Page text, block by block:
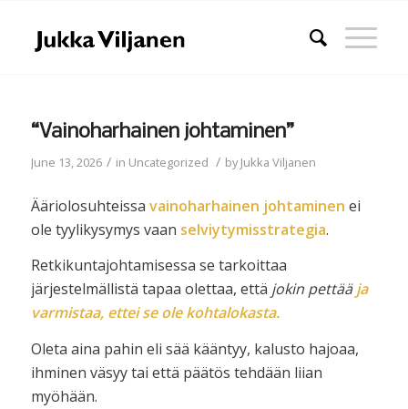
“Vainoharhainen johtaminen”
June 13, 2026 / in Uncategorized / byJukka Viljanen
Ääriolosuhteissa vainoharhainen johtaminen ei
ole tyylikysymys vaan selviytymisstrategia.
Retkikuntajohtamisessa se tarkoittaa
järjestelmällistä tapaa olettaa, että jokin pettää ja
varmistaa, ettei se ole kohtalokasta.
Oleta aina pahin eli sää kääntyy, kalusto hajoaa,
ihminen väsyy tai että päätös tehdään liian
myöhään.